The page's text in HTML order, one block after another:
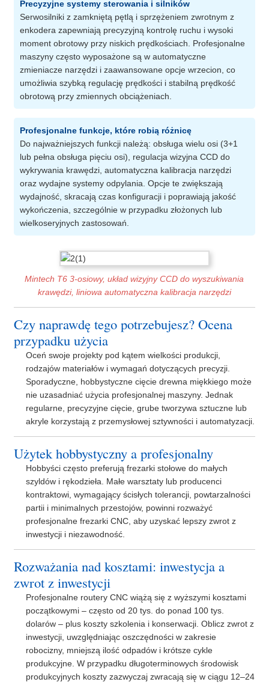
Precyzyjne systemy sterowania i silników
Serwosilniki z zamkniętą pętlą i sprzężeniem zwrotnym z
enkodera zapewniają precyzyjną kontrolę ruchu i wysoki
moment obrotowy przy niskich prędkościach. Profesjonalne
maszyny często wyposażone są w automatyczne
zmieniacze narzędzi i zaawansowane opcje wrzecion, co
umożliwia szybką regulację prędkości i stabilną prędkość
obrotową przy zmiennych obciążeniach.
Profesjonalne funkcje, które robią różnicę
Do najważniejszych funkcji należą: obsługa wielu osi (3+1
lub pełna obsługa pięciu osi), regulacja wizyjna CCD do
wykrywania krawędzi, automatyczna kalibracja narzędzi
oraz wydajne systemy odpylania. Opcje te zwiększają
wydajność, skracają czas konfiguracji i poprawiają jakość
wykończenia, szczególnie w przypadku złożonych lub
wielkoseryjnych zastosowań.
Mintech T6 3-osiowy, układ wizyjny CCD do wyszukiwania
krawędzi, liniowa automatyczna kalibracja narzędzi
Czy naprawdę tego potrzebujesz? Ocena
przypadku użycia
Oceń swoje projekty pod kątem wielkości produkcji,
rodzajów materiałów i wymagań dotyczących precyzji.
Sporadyczne, hobbystyczne cięcie drewna miękkiego może
nie uzasadniać użycia profesjonalnej maszyny. Jednak
regularne, precyzyjne cięcie, grube tworzywa sztuczne lub
akryle korzystają z przemysłowej sztywności i automatyzacji.
Użytek hobbystyczny a profesjonalny
Hobbyści często preferują frezarki stołowe do małych
szyldów i rękodzieła. Małe warsztaty lub producenci
kontraktowi, wymagający ścisłych tolerancji, powtarzalności
partii i minimalnych przestojów, powinni rozważyć
profesjonalne frezarki CNC, aby uzyskać lepszy zwrot z
inwestycji i niezawodność.
Rozważania nad kosztami: inwestycja a
zwrot z inwestycji
Profesjonalne routery CNC wiążą się z wyższymi kosztami
początkowymi – często od 20 tys. do ponad 100 tys.
dolarów – plus koszty szkolenia i konserwacji. Oblicz zwrot z
inwestycji, uwzględniając oszczędności w zakresie
robocizny, mniejszą ilość odpadów i krótsze cykle
produkcyjne. W przypadku długoterminowych środowisk
produkcyjnych koszty zazwyczaj zwracają się w ciągu 12–24